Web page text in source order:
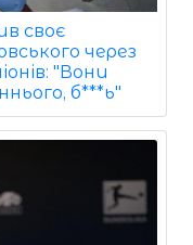
своє
через
"Вони
б***ь"